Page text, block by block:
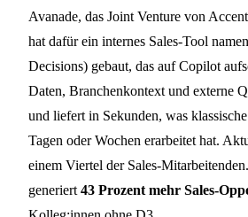
Avanade, das Joint Venture von
hat dafür ein internes Sales-Tool
Decisions) gebaut, das auf Copilot
Daten, Branchenkontext und externe
und liefert in Sekunden, was
Tagen oder Wochen erarbeitet hat.
einem Viertel der Sales-
generiert 43 Prozent mehr Sales-